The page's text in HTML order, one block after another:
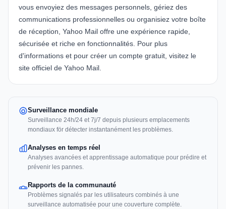
vous envoyiez des messages personnels, gériez des
communications professionnelles ou organisiez votre boîte
de réception, Yahoo Mail offre une expérience rapide,
sécurisée et riche en fonctionnalités. Pour plus
d'informations et pour créer un compte gratuit, visitez le
site officiel de Yahoo Mail.
Surveillance mondiale
Surveillance 24h/24 et 7j/7 depuis plusieurs emplacements
mondiaux för détecter instantanément les problèmes.
Analyses en temps réel
Analyses avancées et apprentissage automatique pour prédire et
prévenir les pannes.
Rapports de la communauté
Problèmes signalés par les utilisateurs combinés à une
surveillance automatisée pour une couverture complète.